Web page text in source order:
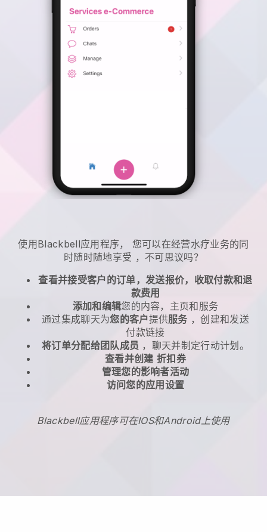
使用 Blackbell应用程序， 您可以在经营水疗业务的同
时随时随地享受 ，不可思议吗？
查看并接受客户的订单，发送报价，收取付款和退
款费用
添加和编辑您的内容，主页和服务
通过集成聊天为您的客户提供服务 ，创建和发送
付款链接
将订单分配给团队成员 ，聊天并制定行动计划。
查看并创建 折扣券
管理您的影响者活动
访问您的应用设置
Blackbell应用程序可在IOS和Android上使用